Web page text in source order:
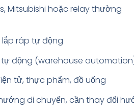
Mitsubishi hoặc relay thường
ráp tự động
động (warehouse
tử, thực phẩm, đồ uống
di chuyển, cần thay đổi